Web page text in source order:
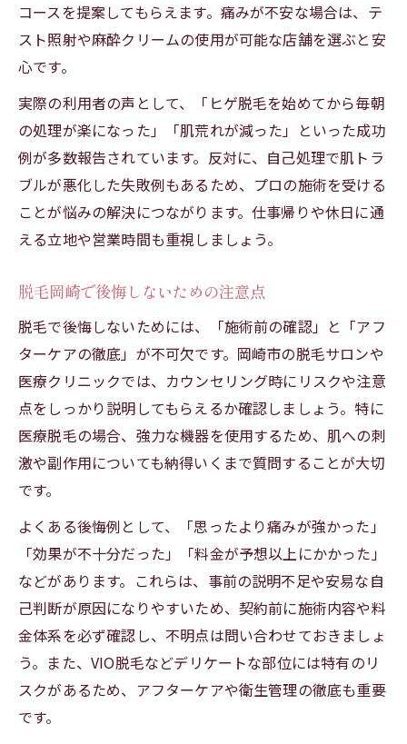
コースを提案してもらえます。痛みが不安な場合は、テ
スト照射や麻酔クリームの使用が可能な店舗を選ぶと安
心です。
実際の利用者の声として、「ヒゲ脱毛を始めてから毎朝
の処理が楽になった」「肌荒れが減った」といった成功
例が多数報告されています。反対に、自己処理で肌トラ
ブルが悪化した失敗例もあるため、プロの施術を受ける
ことが悩みの解決につながります。仕事帰りや休日に通
える立地や営業時間も重視しましょう。
脱毛岡崎で後悔しないための注意点
脱毛で後悔しないためには、「施術前の確認」と「アフ
ターケアの徹底」が不可欠です。岡崎市の脱毛サロンや
医療クリニックでは、カウンセリング時にリスクや注意
点をしっかり説明してもらえるか確認しましょう。特に
医療脱毛の場合、強力な機器を使用するため、肌への刺
激や副作用についても納得いくまで質問することが大切
です。
よくある後悔例として、「思ったより痛みが強かった」
「効果が不十分だった」「料金が予想以上にかかった」
などがあります。これらは、事前の説明不足や安易な自
己判断が原因になりやすいため、契約前に施術内容や料
金体系を必ず確認し、不明点は問い合わせておきましょ
う。また、VIO脱毛などデリケートな部位には特有のリ
スクがあるため、アフターケアや衛生管理の徹底も重要
です。